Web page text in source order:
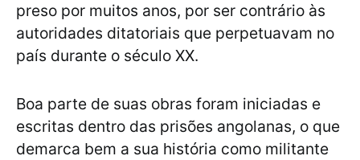
preso por muitos anos, por ser contrário às
autoridades ditatoriais que perpetuavam no
país durante o século XX.
Boa parte de suas obras foram iniciadas e
escritas dentro das prisões angolanas, o que
demarca bem a sua história como militante